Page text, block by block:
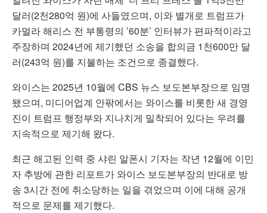
달러(2천280억 원)에 사들였으며, 이와 별개로 트럼프가
카멀라 해리스 전 부통령의 ’60분’ 인터뷰가 편파적이라고
주장하며 2024년에 제기했던 소송을 합의금 1천600만 달
러(243억 원)를 지불하는 조건으로 종결했다.
와이스는 2025년 10월에 CBS 뉴스 보도본부장으로 임명
됐으며, 미디어업계 안팎에서는 와이스를 비롯한 새 경영
진이 트럼프 행정부와 지나치게 밀착되어 있다는 우려를
지속적으로 제기해 왔다.
최근 해고된 인력 중 샤린 알폰시 기자는 작년 12월에 이민
자 추방에 관한 리포트가 와이스 보도본부장의 반대로 방
송 3시간 전에 취소당하는 일을 겪었으며 이에 대해 공개
적으로 문제를 제기했다.